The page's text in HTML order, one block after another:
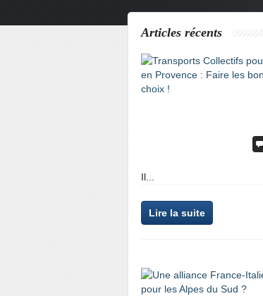
Articles récents
Il...
Lire la suite